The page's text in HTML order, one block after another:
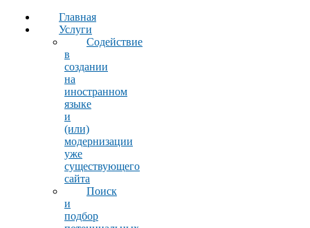
Главная
Услуги
Содействие
в
создании
на
иностранном
языке
и
(или)
модернизации
уже
существующего
сайта
Поиск
и
подбор